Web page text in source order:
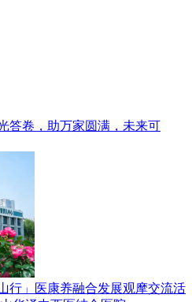
答卷，助万家圆满，未来可
行」医康养融合发展观摩交流活